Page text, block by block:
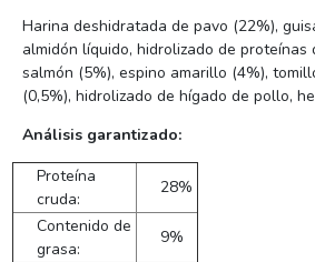
Harina deshidratada de pavo (22%),
almidón líquido, hidrolizado de
salmón (5%), espino amarillo (4%),
(0,5%), hidrolizado de hígado de pollo,
Análisis garantizado:
Proteína
cruda:
28%
Contenido de
grasa:
9%